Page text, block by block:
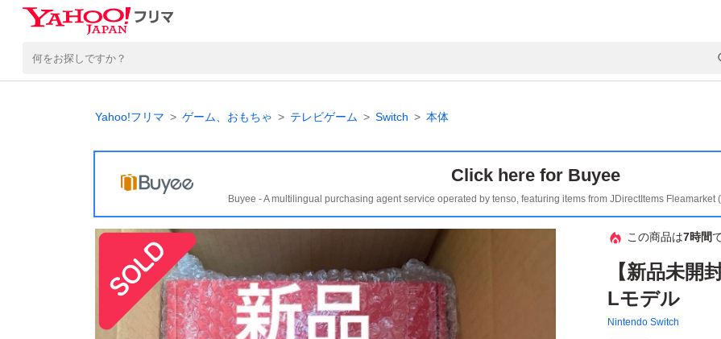
Yahoo!フリマ ゲーム、おもちゃ テレビゲーム Switch 本体
Click here for Buyee
Buyee - A multilingual purchasing agent service operated by tenso, featuring items from JDirectItems Fleamarket
この商品は7時間
【新品未開
Lモデル
Nintendo Switch